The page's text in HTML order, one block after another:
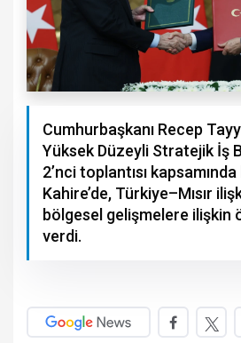
Cumhurbaşkanı Recep
Yüksek Düzeyli Stratejik İş
2’nci toplantısı
Kahire’de, Türkiye–Mısır
bölgesel gelişmelere ilişkin
verdi.